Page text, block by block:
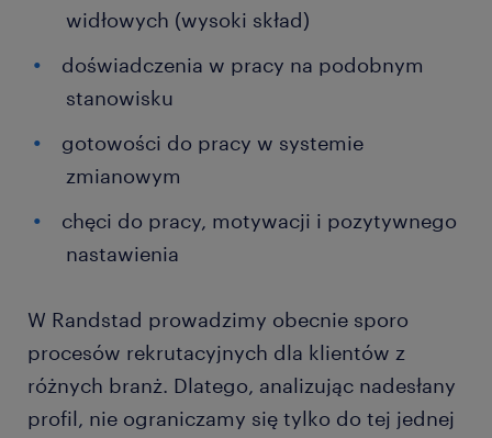
widłowych (wysoki skład)
doświadczenia w pracy na podobnym
stanowisku
gotowości do pracy w systemie
zmianowym
chęci do pracy, motywacji i pozytywnego
nastawienia
W Randstad prowadzimy obecnie sporo
procesów rekrutacyjnych dla klientów z
różnych branż. Dlatego, analizując nadesłany
profil, nie ograniczamy się tylko do tej jednej